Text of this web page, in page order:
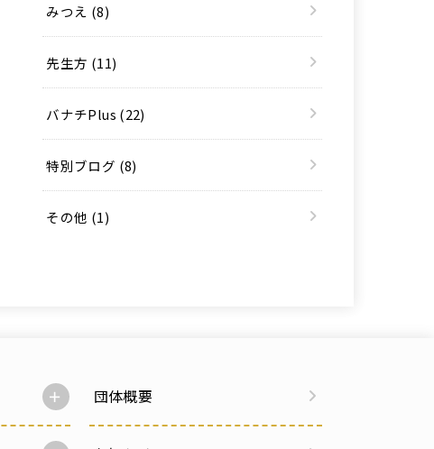
みつえ (8)
先生方 (11)
バナチPlus (22)
特別ブログ (8)
その他 (1)
団体概要